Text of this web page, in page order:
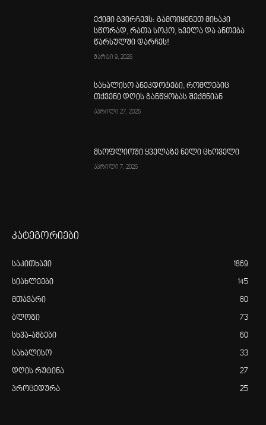
ექიმი გვირჩევს: გამოიყენეთ მიხაკი
სწორად, რათა სოკო, ხველა და ანთება
წარსულში დარჩეს!
მარტი 9, 2026
სახალისო ანეკდოტები, რომლებიც
თქვენი დღის განწყობას შექმნიან
აპრილი 27, 2026
მსოფლიოში ყველაზე ნელი ცხოველი
აპრილი 7, 2026
კატეგორიები
საკითხავი 1869
სიახლეები 145
მთავარი 80
ბლოგი 73
სხვა-ამბები 60
სახალისო 33
დღის რუტინა 27
პროცედურა 25